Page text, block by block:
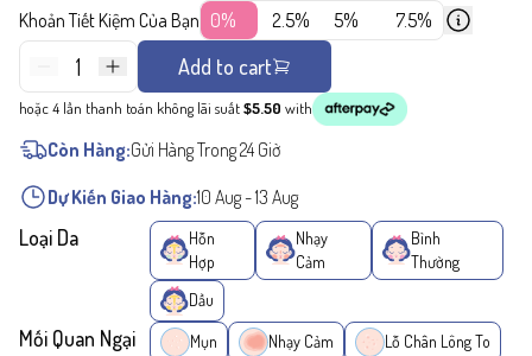
Khoản Tiết Kiệm Của Bạn 0% 2.5% 5% 7.5%
1 Add to cart
hoặc 4 lần thanh toán không lãi suất$5.50 with
Còn Hàng:Gửi Hàng Trong 24 Giờ
Dự Kiến Giao Hàng:10 Aug-13 Aug
Loại Da
Hỗn
Hợp
Nhạy
Cảm
Bình
Thường
Dầu
Mối Quan Ngại
Mụn Nhạy Cảm
Lỗ Chân Lông To